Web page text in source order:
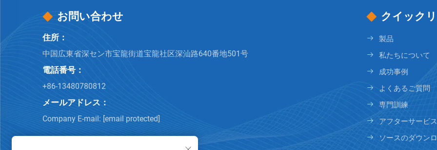
お問い合わせ
住所：
中国広東省深セン市宝龍街道宝龍社区深汕路640番地501号
電話番号：
+86-13480780812
メールアドレス：
Company E-mail: [email protected]
クイック
製品
私たちについて
成功事例
よくあるご質問
専門訓練
アフターサービ
ソースのダウン